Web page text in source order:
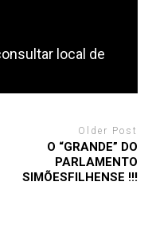
local de
Older Post
O “GRANDE” DO
PARLAMENTO
SIMÕESFILHENSE !!!